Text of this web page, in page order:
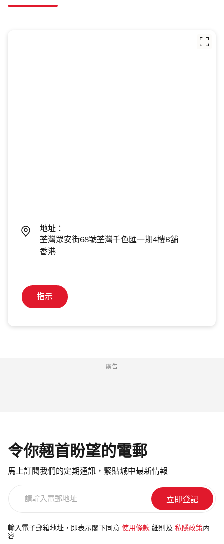
地址：
荃灣眾安街68號荃灣千色匯一期4樓B舖
香港
指示
廣告
令你翹首盼望的電郵
馬上訂閱我們的定期通訊，緊貼城中最新情報
電
郵
輸入電子郵箱地址，即表示閣下同意 使用條款 細則及 私隱政策 內
容